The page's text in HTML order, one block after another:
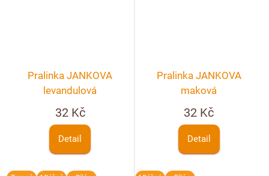
Pralinka JANKOVA
levandulová
32 Kč
Detail
Pralinka JANKOVA
maková
32 Kč
Detail